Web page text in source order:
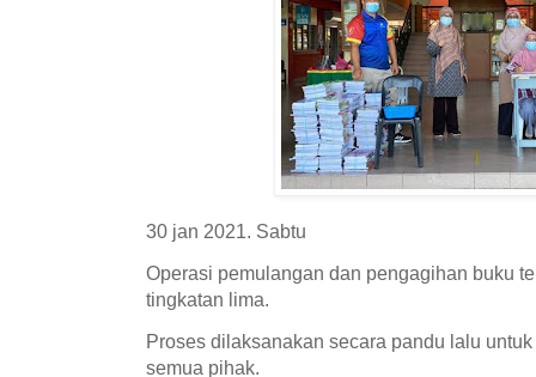
30 jan 2021. Sabtu
Operasi pemulangan dan pengagihan buku
tingkatan lima.
Proses dilaksanakan secara pandu lalu
semua pihak.